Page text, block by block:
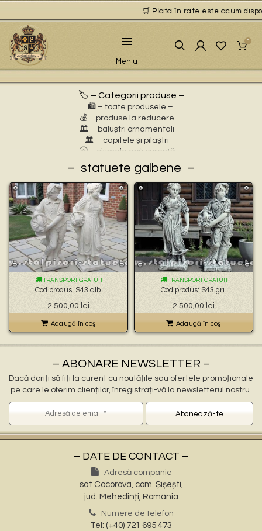
🛒 Plata în rate este acum
Meniu
0
🏷️ – Categorii produse –
🛍️ – toate produsele –
💰 – produse la reducere –
🏛 – baluștri ornamentali –
🏛 – capitele și pilaștri –
🚰 – cișmele apă curentă –
⛲ – fântâni arteziene –
🎀 – idei de cadouri –
🪴 – jardiniere cu personaje –
🌸 – jardiniere pentru flori –
🏗 – socluri și stative –
🦌 – statuete animale sălbatice –
🐕 – statuete animale domestice –
🧘 – statuete buddha –
🧺 – statuete cu coșulețe –
🐉 – statuete gargoyles –
👼 – statuete religioase și îngerași –
🦜 – statuete păsări –
💧 – statuete pentru fântâni –
🍄 – statuete pitici și troli –
🏺 – vaze pentru flori –
statuete galbene
TRANSPORT GRATUIT
Cod produs: S43 alb.
2.500,00 lei
Adaugă în coş
TRANSPORT GRATUIT
Cod produs: S43 gri.
2.500,00 lei
Adaugă în coş
– ABONARE NEWSLETTER –
Dacă doriți să fiți la curent cu noutățile sau ofertele promoționale
pe care le oferim clienților, înregistrați-vă la newsletterul nostru.
– DATE DE CONTACT –
Adresă companie
sat Cocorova, com. Șișești,
jud. Mehedinți, România
Numere de telefon
Tel: (+40) 721 695 473